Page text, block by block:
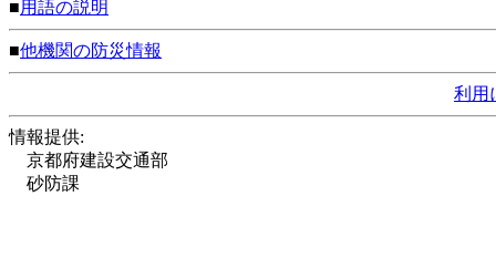
■用語の説明
■他機関の防災情報
利用
情報提供:
京都府建設交通部
砂防課